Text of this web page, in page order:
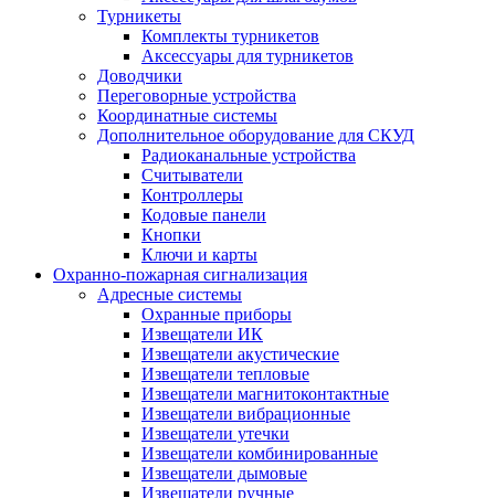
Турникеты
Комплекты турникетов
Аксессуары для турникетов
Доводчики
Переговорные устройства
Координатные системы
Дополнительное оборудование для СКУД
Радиоканальные устройства
Считыватели
Контроллеры
Кодовые панели
Кнопки
Ключи и карты
Охранно-пожарная сигнализация
Адресные системы
Охранные приборы
Извещатели ИК
Извещатели акустические
Извещатели тепловые
Извещатели магнитоконтактные
Извещатели вибрационные
Извещатели утечки
Извещатели комбинированные
Извещатели дымовые
Извещатели ручные